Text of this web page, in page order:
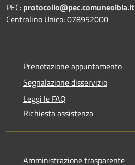
PEC: protocollo@pec.comuneolbia.it
Centralino Unico: 078952000
Prenotazione appuntamento
Segnalazione disservizio
Leggi le FAQ
Richiesta assistenza
Amministrazione trasparente